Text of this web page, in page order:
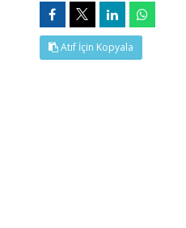
Atıf İçin Kopyala